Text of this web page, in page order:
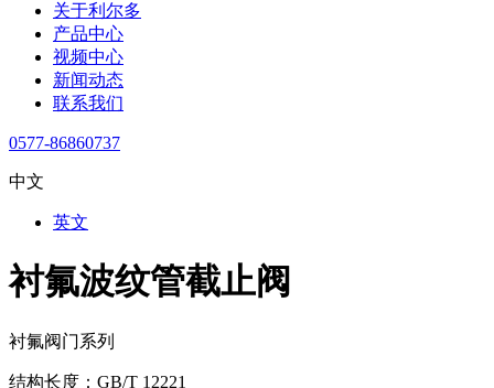
关于利尔多
产品中心
视频中心
新闻动态
联系我们
0577-86860737
中文
英文
衬氟波纹管截止阀
衬氟阀门系列
结构长度：GB/T 12221